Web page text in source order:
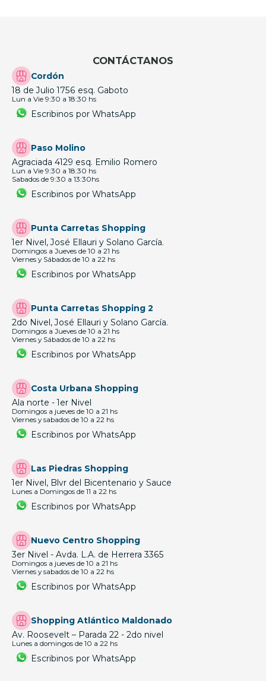
CONTÁCTANOS
Cordón
18 de Julio 1756 esq. Gaboto
Lun a Vie 9:30 a 18:30 hs
Escribinos por WhatsApp
Paso Molino
Agraciada 4129 esq. Emilio Romero
Lun a Vie 9:30 a 18:30 hs
Sabados de 9:30 a 13:30hs
Escribinos por WhatsApp
Punta Carretas Shopping
1er Nivel, José Ellauri y Solano García.
Domingos a Jueves de 10 a 21 hs
Viernes y Sábados de 10 a 22 hs
Escribinos por WhatsApp
Punta Carretas Shopping 2
2do Nivel, José Ellauri y Solano García.
Domingos a Jueves de 10 a 21 hs
Viernes y Sábados de 10 a 22 hs
Escribinos por WhatsApp
Costa Urbana Shopping
Ala norte - 1er Nivel
Domingos a jueves de 10 a 21 hs
Viernes y sabados de 10 a 22 hs
Escribinos por WhatsApp
Las Piedras Shopping
1er Nivel, Blvr del Bicentenario y Sauce
Lunes a Domingos de 11 a 22 hs
Escribinos por WhatsApp
Nuevo Centro Shopping
3er Nivel - Avda. L.A. de Herrera 3365
Domingos a jueves de 10 a 21 hs
Viernes y sabados de 10 a 22 hs
Escribinos por WhatsApp
Shopping Atlántico Maldonado
Av. Roosevelt – Parada 22 - 2do nivel
Lunes a domingos de 10 a 22 hs
Escribinos por WhatsApp